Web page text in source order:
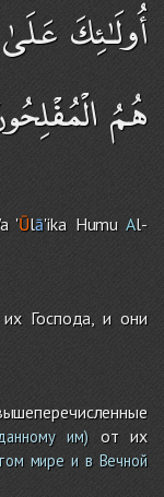
أُولَـٰئِكَ
هُمُ
'Ūlā'ika Humu Al-
Господа, и они
им) от их
мире и в Вечной